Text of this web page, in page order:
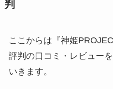
判
ここからは『神姫
評判の口コミ・レビュー
いきます。